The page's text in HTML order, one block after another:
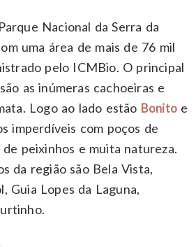
Nacional da Serra da
uma área de mais de 76 mil
pelo ICMBio. O principal
as inúmeras cachoeiras e
Logo ao lado estão Bonito e
imperdíveis com poços de
de peixinhos e muita natureza.
da região são Bela Vista,
Guia Lopes da Laguna,